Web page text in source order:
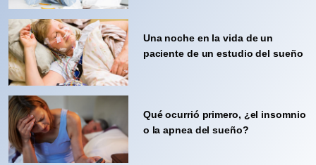
Una noche en la vida de un
paciente de un estudio del sueño
Qué ocurrió primero, ¿el insomnio
o la apnea del sueño?